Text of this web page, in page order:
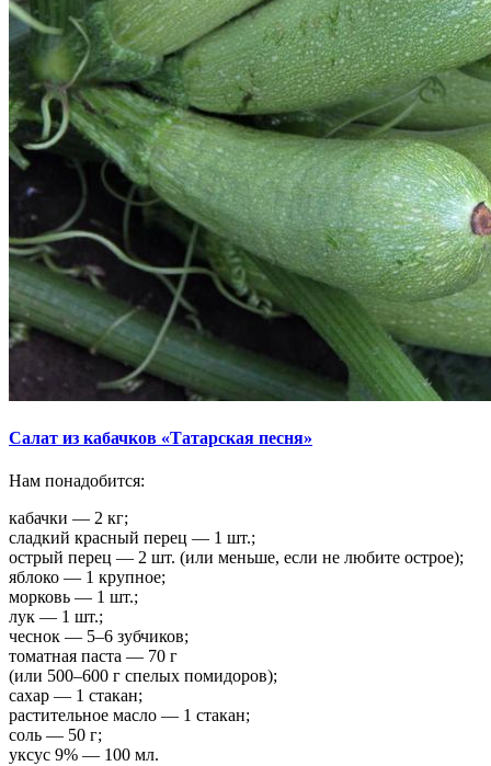
Салат из кабачков «Татарская песня»
Нам понадобится:
кабачки — 2 кг;
сладкий красный перец — 1 шт.;
острый перец — 2 шт. (или меньше, если не любите острое);
яблоко — 1 крупное;
морковь — 1 шт.;
лук — 1 шт.;
чеснок — 5–6 зубчиков;
томатная паста — 70 г
(или 500–600 г спелых помидоров);
сахар — 1 стакан;
растительное масло — 1 стакан;
соль — 50 г;
уксус 9% — 100 мл.